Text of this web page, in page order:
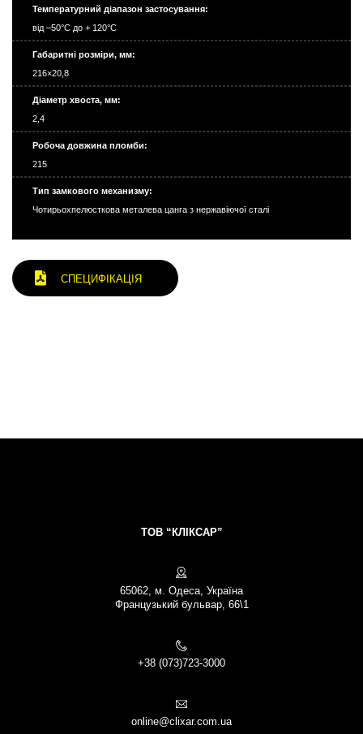
Температурний діапазон застосування:
від –50°С до + 120°С
Габаритні розміри, мм:
216×20,8
Діаметр хвоста, мм:
2,4
Робоча довжина пломби:
215
Тип замкового механизму:
Чотирьохпелюсткова металева цанга з нержавіючої сталі
СПЕЦИФІКАЦІЯ
ТОВ “КЛІКСАР”
65062, м. Одеса, Україна
Французький бульвар, 66\1
+38 (073)723-3000
online@clixar.com.ua